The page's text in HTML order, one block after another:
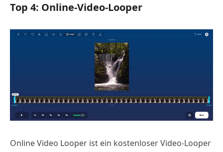
Top 4: Online-Video-Looper
Online Video Looper ist ein kostenloser Video-Looper